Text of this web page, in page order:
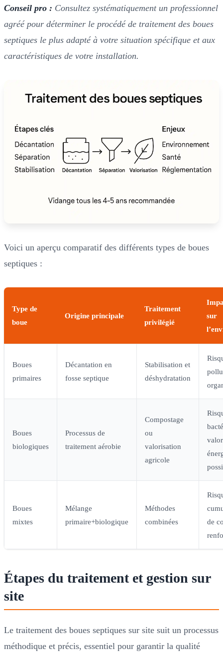
Conseil pro : Consultez systématiquement un professionnel
agréé pour déterminer le procédé de traitement des boues
septiques le plus adapté à votre situation spécifique et aux
caractéristiques de votre installation.
Voici un aperçu comparatif des différents types de boues
septiques :
Type de
boue
Origine principale
Traitement
privilégié
sur
Boues
primaires
Décantation en
fosse septique
Stabilisation et
déshydratation
Boues
biologiques
Processus de
traitement aérobie
Compostage
ou
valorisation
agricole
Boues
mixtes
Mélange
primaire+biologique
Méthodes
combinées
de
Étapes du traitement et gestion sur
site
Le traitement des boues septiques sur site suit un processus
méthodique et précis, essentiel pour garantir la qualité